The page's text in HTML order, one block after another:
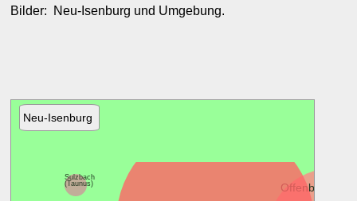
Bilder: Neu-Isenburg und Umgebung.
Neu-Isenburg
Sulzbach
(Taunus)
Offenbach